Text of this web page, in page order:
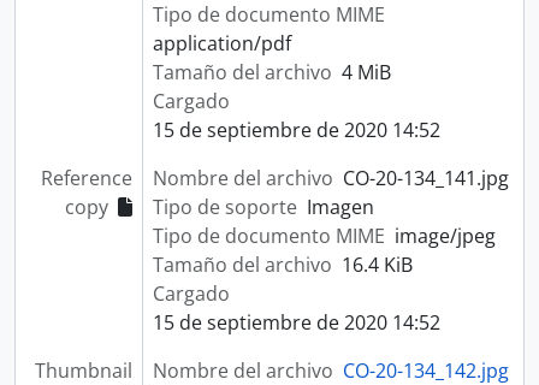
Tipo de documento MIME
application/pdf
Tamaño del archivo 4 MiB
Cargado
15 de septiembre de 2020 14:52
Reference
copy
Nombre del archivo CO-20-134_141.jpg
Tipo de soporte Imagen
Tipo de documento MIME image/jpeg
Tamaño del archivo 16.4 KiB
Cargado
15 de septiembre de 2020 14:52
Thumbnail
Nombre del archivo CO-20-134_142.jpg